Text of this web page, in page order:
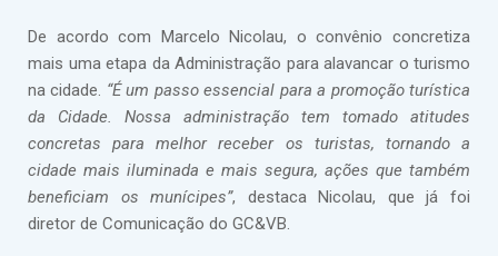
De acordo com Marcelo Nicolau, o convênio concretiza
mais uma etapa da Administração para alavancar o turismo
na cidade. “É um passo essencial para a promoção turística
da Cidade. Nossa administração tem tomado atitudes
concretas para melhor receber os turistas, tornando a
cidade mais iluminada e mais segura, ações que também
beneficiam os munícipes”, destaca Nicolau, que já foi
diretor de Comunicação do GC&VB.